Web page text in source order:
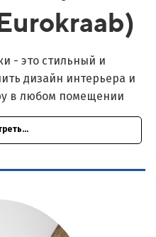
- это стильный и
дизайн интерьера и
в любом помещении